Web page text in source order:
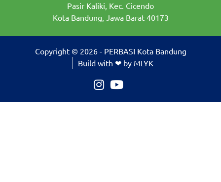
Pasir Kaliki, Kec. Cicendo
Kota Bandung, Jawa Barat 40173
Copyright © 2026 - PERBASI Kota Bandung
Build with ❤ by MLYK